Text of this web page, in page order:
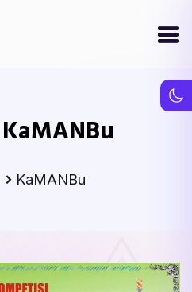
KaMANBu